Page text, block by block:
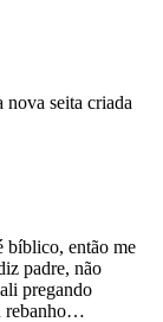
nova seita criada
bíblico, então me
padre, não
pregando
rebanho…